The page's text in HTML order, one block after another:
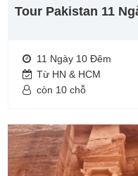
Tour Pakistan 11
11 Ngày 10 Đêm
Từ HN & HCM
còn 10 chỗ